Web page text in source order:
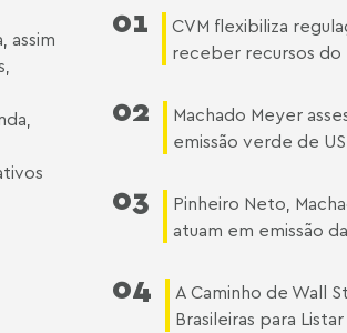
assim
01
CVM flexibiliza
receber recursos do
02
Machado Meyer
emissão verde de
03
Pinheiro Neto,
atuam em emissão
04
A Caminho de Wall
Brasileiras para